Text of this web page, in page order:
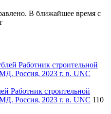
В ближайшее время с
Работник строительной
Россия, 2023 г. в. UNC 110